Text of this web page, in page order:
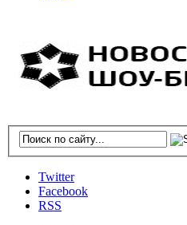
Twitter
Facebook
RSS